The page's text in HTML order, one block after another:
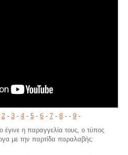
2- 3- 4- 5- 6- 7- 8- - 9-
η παραγγελία τους, ο τύπος
με την παρτίδα παραλαβής: